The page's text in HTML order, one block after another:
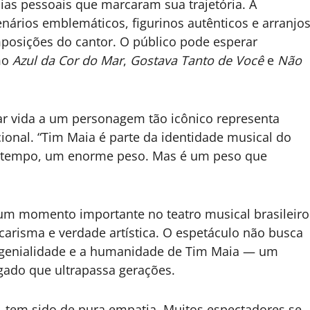
pessoais que marcaram sua trajetória. A
emblemáticos, figurinos autênticos e arranjos
do cantor. O público pode esperar
Azul da Cor do Mar, Gostava Tanto de Vocêe Não
vida a um personagem tão icônico representa
“Tim Maia é parte da identidade musical do
um enorme peso. Mas é um peso que
momento importante no teatro musical
e verdade artística. O espetáculo não busca
e a humanidade de Tim Maia — um
que ultrapassa gerações.